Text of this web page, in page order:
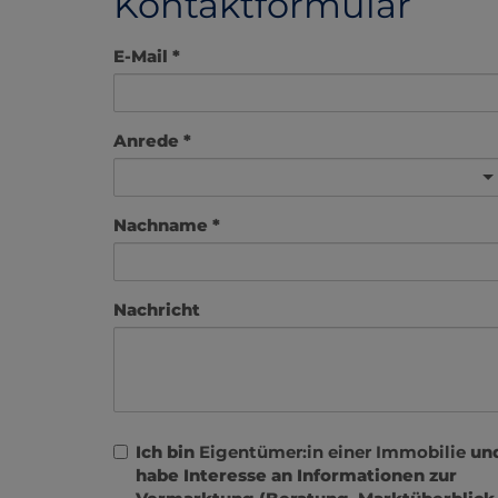
E-Mail
Anrede
Nachname
Nachricht
Ich bin Eigentümer:in einer Immobilie
habe Interesse an Informationen zur